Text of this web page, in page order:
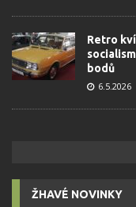
Retro
bodů
6.5.2026
ŽHAVÉ NOVINKY